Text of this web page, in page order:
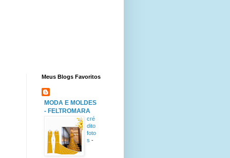
Meus Blogs Favoritos
MODA E MOLDES
- FELTROMARA
cré
dito
foto
s -